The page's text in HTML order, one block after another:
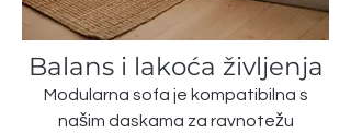
Balans i lakoća življenja
Modularna sofa je kompatibilna s
našim daskama za ravnotežu